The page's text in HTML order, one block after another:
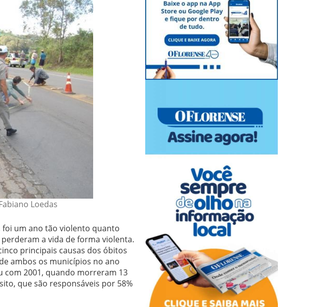
Loedas
um ano tão violento quanto
a vida de forma violenta.
principais causas dos óbitos
ambos os municípios no ano
com 2001, quando morreram 13
que são responsáveis por 58%